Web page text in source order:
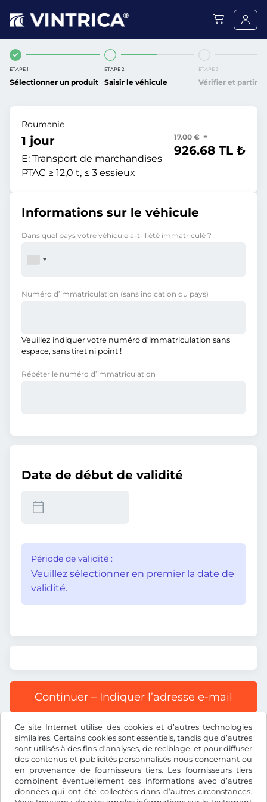
Ce site Internet utilise des cookies et d’autres technologies
similaires. Certains cookies sont essentiels, tandis que d’autres
sont utilisés à des fins d’analyses, de reciblage, et pour diffuser
des contenus et publicités personnalisés nous concernant ou
en provenance de fournisseurs tiers. Les fournisseurs tiers
combinent éventuellement ces informations avec d’autres
données qui ont été collectées dans d’autres circonstances.
ÉTAPE 1
Sélectionner un produit
ÉTAPE 2
Saisir le véhicule
ÉTAPE 3
Vérifier et partir
Roumanie
1 jour
E: Transport de marchandises
PTAC ≥ 12,0 t, ≤ 3 essieux
17.00 € =
926.68 TL ₺
Informations sur le véhicule
Dans quel pays votre véhicule a-t-il été immatriculé ?
Numéro d’immatriculation (sans indication du pays)
Veuillez indiquer votre numéro d’immatriculation sans
espace, sans tiret ni point !
Répéter le numéro d’immatriculation
Date de début de validité
Période de validité :
Veuillez sélectionner en premier la date de
validité.
Continuer – Indiquer l’adresse e-mail
Tous les prix s’entendent TVA incluse.
TL ₺TRY